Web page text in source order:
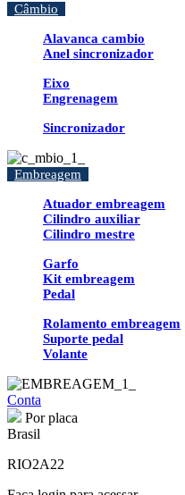
Câmbio
Alavanca cambio
Anel sincronizador
Eixo
Engrenagem
Sincronizador
Embreagem
Atuador embreagem
Cilindro auxiliar
Cilindro mestre
Garfo
Kit embreagem
Pedal
Rolamento embreagem
Suporte pedal
Volante
Conta
Por placa
Brasil
RIO2A22